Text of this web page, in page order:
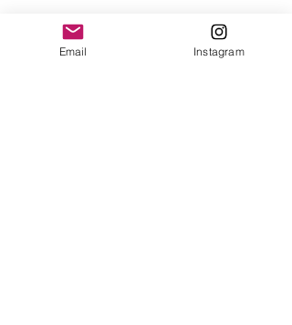
Plano de Marketing 2024
ebook MKT para fotógrafos(as)
Email Instagram